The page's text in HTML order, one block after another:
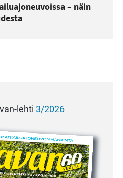
– näin
lehti 3/2026